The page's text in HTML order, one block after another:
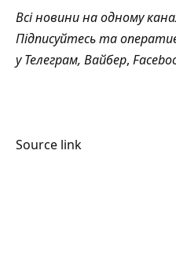
Всі новини на одному
Підписуйтесь та
уТелеграм, Вайбер,
Source link